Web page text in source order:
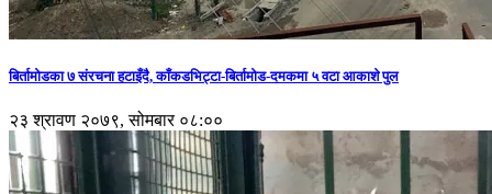
बिर्तामोडका ७ संरचना हटाइँदै, काँकडभिट्टा-बिर्तामोड-दमकमा ५ वटा आकाशे पुल
२३ श्रावण २०७९, सोमबार ०८:००